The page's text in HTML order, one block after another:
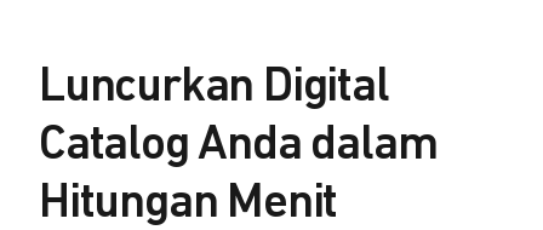
Luncurkan Digital
Catalog Anda dalam
Hitungan Menit